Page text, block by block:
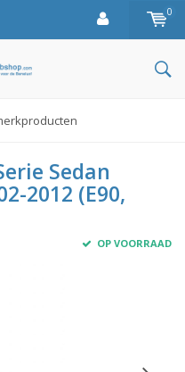
0
Sedan
2012 (E90,
OP VOORRAAD